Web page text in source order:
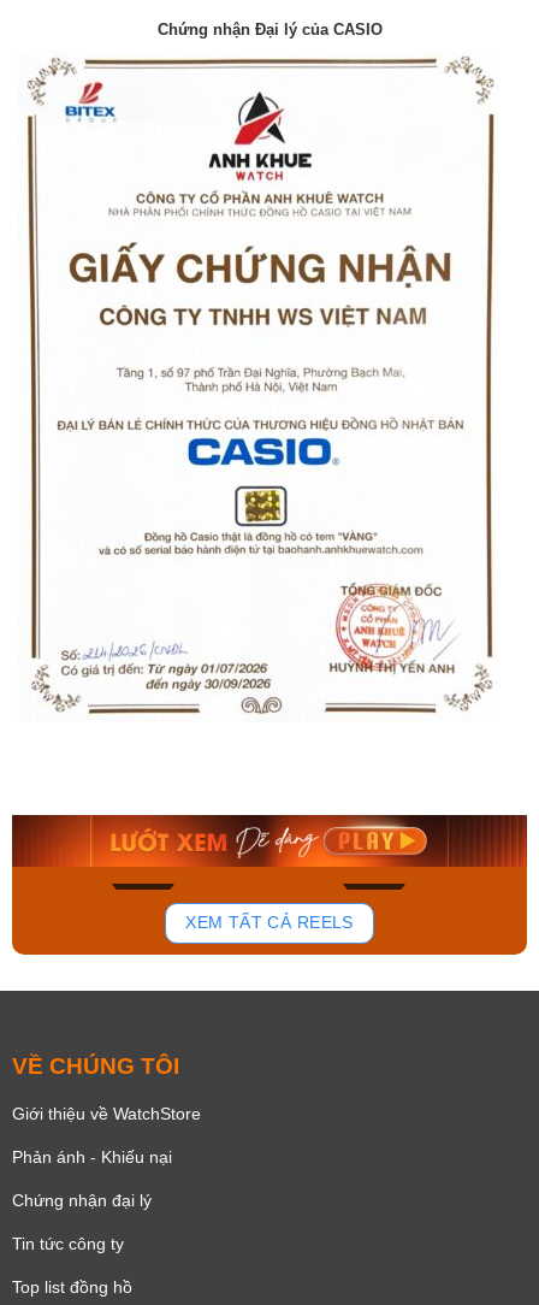
Chứng nhận Đại lý của CASIO
158
Mua ngay Mua ngay
XEM TẤT CẢ REELS
VỀ CHÚNG TÔI
Giới thiệu về WatchStore
Phản ánh - Khiếu nại
Chứng nhận đại lý
Tin tức công ty
Top list đồng hồ